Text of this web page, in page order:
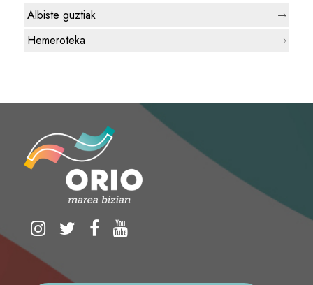
Albiste guztiak
Hemeroteka